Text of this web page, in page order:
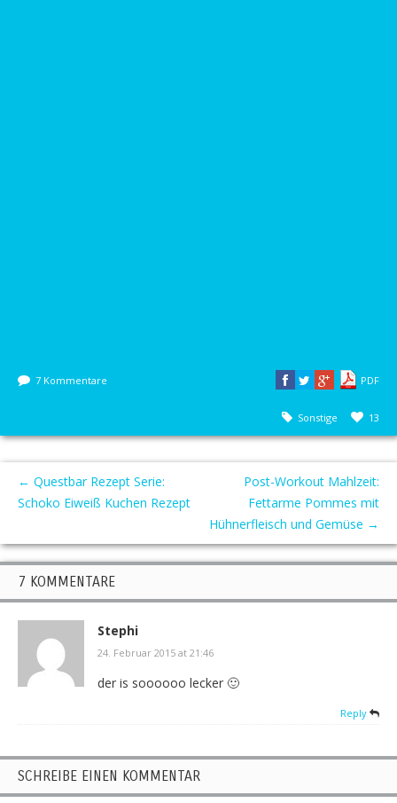
7 Kommentare PDF
13
Sonstige
← Questbar Rezept Serie:
Schoko Eiweiß Kuchen Rezept
Post-Workout Mahlzeit:
Fettarme Pommes mit
Hühnerfleisch und Gemüse →
7 KOMMENTARE
Stephi
24. Februar 2015 at 21:46
der is soooooo lecker 🙂
Reply
SCHREIBE EINEN KOMMENTAR